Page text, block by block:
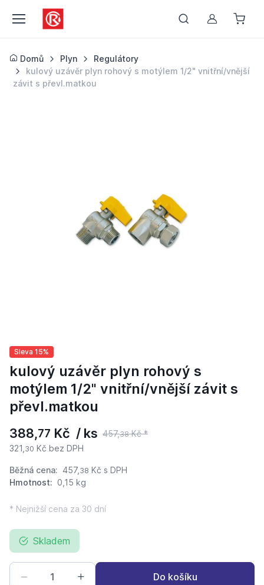
Můj účet
Domů Plyn
Regulátory
kulový uzávěr plyn rohový s motýlem 1/2" vnitřní/vnější
závit s převl.matkou
Sleva 15%
kulový uzávěr plyn rohový s
motýlem 1/2" vnitřní/vnější závit s
převl.matkou
388,77 Kč / ks 457,38Kč *
321, 30 Kč bez DPH
Běžná cena: 457, 38 Kč s DPH
Hmotnost: 0,15 kg
* Nejnižší cena za 30 dní
Skladem
Do košíku